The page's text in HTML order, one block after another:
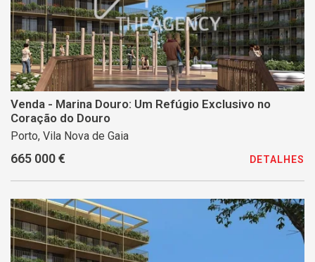
Venda - Marina Douro: Um Refúgio Exclusivo no
Coração do Douro
Porto, Vila Nova de Gaia
665 000 € DETALHES